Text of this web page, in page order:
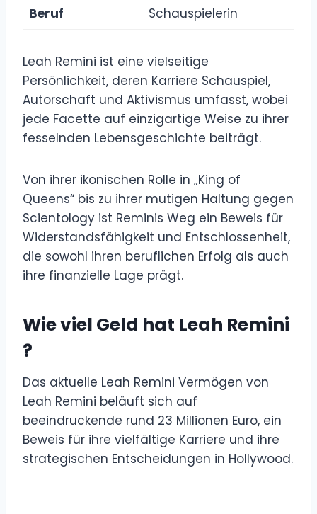
Beruf
Schauspielerin
Leah Remini ist eine vielseitige
Persönlichkeit, deren Karriere Schauspiel,
Autorschaft und Aktivismus umfasst, wobei
jede Facette auf einzigartige Weise zu ihrer
fesselnden Lebensgeschichte beiträgt.
Von ihrer ikonischen Rolle in „King of
Queens“ bis zu ihrer mutigen Haltung gegen
Scientology ist Reminis Weg ein Beweis für
Widerstandsfähigkeit und Entschlossenheit,
die sowohl ihren beruflichen Erfolg als auch
ihre finanzielle Lage prägt.
Wie viel Geld hat Leah Remini
?
Das aktuelle Leah Remini Vermögen von
Leah Remini beläuft sich auf
beeindruckende rund 23 Millionen Euro, ein
Beweis für ihre vielfältige Karriere und ihre
strategischen Entscheidungen in Hollywood.